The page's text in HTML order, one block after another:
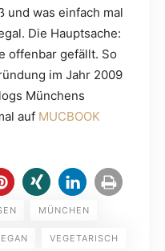
und was einfach mal
Die Hauptsache:
offenbar gefällt. So
im Jahr 2009
Münchens
auf MUCBOOK
MÜNCHEN
VEGETARISCH